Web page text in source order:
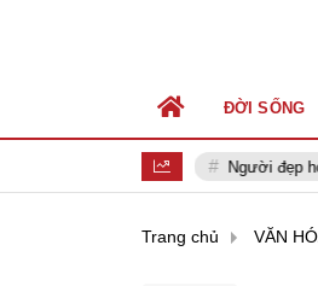
Người đẹp
ĐỜI SỐNG
Trang chủ VĂN